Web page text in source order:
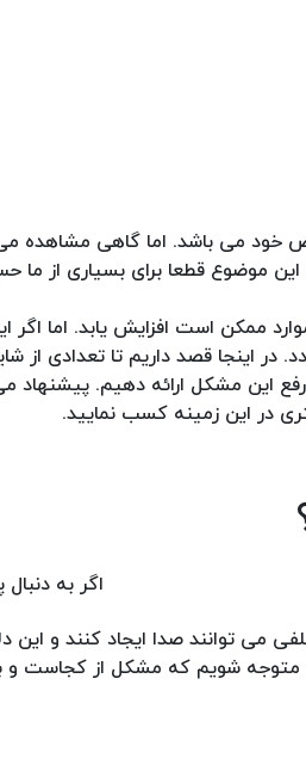
خود می باشد. اما گاهی
موضوع قطعا برای بسیاری از ما
ممکن است افزایش یابد. اما
اینجا قصد داریم تا تعدادی از
این مشکل ارائه دهیم. پیشنهاد
در این زمینه کسب نمایید.
اگر به
توانند صدا ایجاد کنند و این
شویم که مشکل از کجاست و